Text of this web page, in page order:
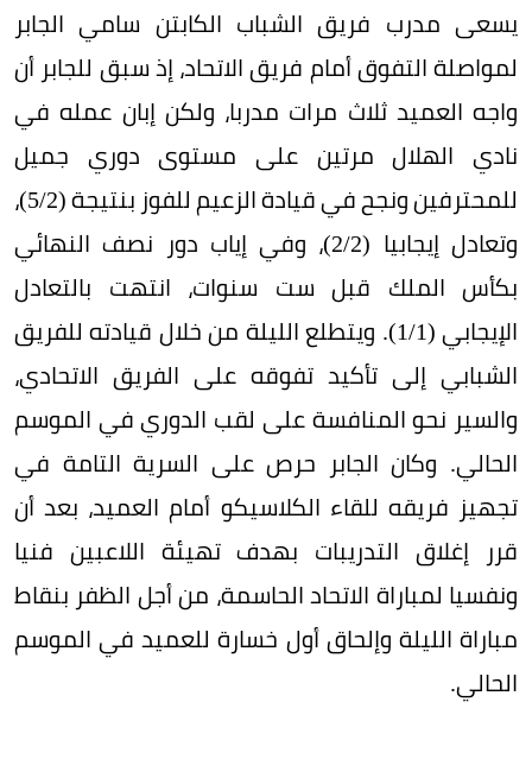
يسعى مدرب فريق الشباب الكابتن سامي الجابر
لمواصلة التفوق أمام فريق الاتحاد، إذ سبق للجابر أن
واجه العميد ثلاث مرات مدربا، ولكن إبان عمله في
نادي الهلال مرتين على مستوى دوري جميل
للمحترفين ونجح في قيادة الزعيم للفوز بنتيجة (2/‏‏‏5)،
وتعادل إيجابيا (2/‏‏‏2)، وفي إياب دور نصف النهائي
بكأس الملك قبل ست سنوات، انتهت بالتعادل
الإيجابي (1/1). ويتطلع الليلة من خلال قيادته للفريق
الشبابي إلى تأكيد تفوقه على الفريق الاتحادي،
والسير نحو المنافسة على لقب الدوري في الموسم
الحالي. وكان الجابر حرص على السرية التامة في
تجهيز فريقه للقاء الكلاسيكو أمام العميد، بعد أن
قرر إغلاق التدريبات بهدف تهيئة اللاعبين فنيا
ونفسيا لمباراة الاتحاد الحاسمة، من أجل الظفر بنقاط
مباراة الليلة وإلحاق أول خسارة للعميد في الموسم
الحالي.